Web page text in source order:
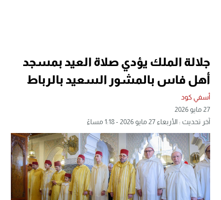
جلالة الملك يؤدي صلاة العيد بمسجد
أهل فاس بالمشور السعيد بالرباط
أسفي كود
27 مايو 2026
آخر تحديث : الأربعاء 27 مايو 2026 - 1:18 مساءً